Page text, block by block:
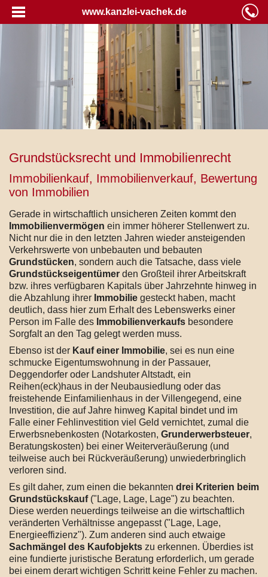
www.kanzlei-vachek.de
Grundstücksrecht und Immobilienrecht
Immobilienkauf, Immobilienverkauf, Bewertung
von Immobilien
Gerade in wirtschaftlich unsicheren Zeiten kommt den
Immobilienvermögen ein immer höherer Stellenwert zu.
Nicht nur die in den letzten Jahren wieder ansteigenden
Verkehrswerte von unbebauten und bebauten
Grundstücken, sondern auch die Tatsache, dass viele
Grundstückseigentümer den Großteil ihrer Arbeitskraft
bzw. ihres verfügbaren Kapitals über Jahrzehnte hinweg in
die Abzahlung ihrer Immobilie gesteckt haben, macht
deutlich, dass hier zum Erhalt des Lebenswerks einer
Person im Falle des Immobilienverkaufs besondere
Sorgfalt an den Tag gelegt werden muss.
Ebenso ist der Kauf einer Immobilie, sei es nun eine
schmucke Eigentumswohnung in der Passauer,
Deggendorfer oder Landshuter Altstadt, ein
Reihen(eck)haus in der Neubausiedlung oder das
freistehende Einfamilienhaus in der Villengegend, eine
Investition, die auf Jahre hinweg Kapital bindet und im
Falle einer Fehlinvestition viel Geld vernichtet, zumal die
Erwerbsnebenkosten (Notarkosten, Grunderwerbsteuer,
Beratungskosten) bei einer Weiterveräußerung (und
teilweise auch bei Rückveräußerung) unwiederbringlich
verloren sind.
Es gilt daher, zum einen die bekannten drei Kriterien beim
Grundstückskauf("Lage, Lage, Lage") zu beachten.
Diese werden neuerdings teilweise an die wirtschaftlich
veränderten Verhältnisse angepasst ("Lage, Lage,
Energieeffizienz"). Zum anderen sind auch etwaige
Sachmängel des Kaufobjekts zu erkennen. Überdies ist
eine fundierte juristische Beratung erforderlich, um gerade
bei einem derart wichtigen Schritt keine Fehler zu machen.